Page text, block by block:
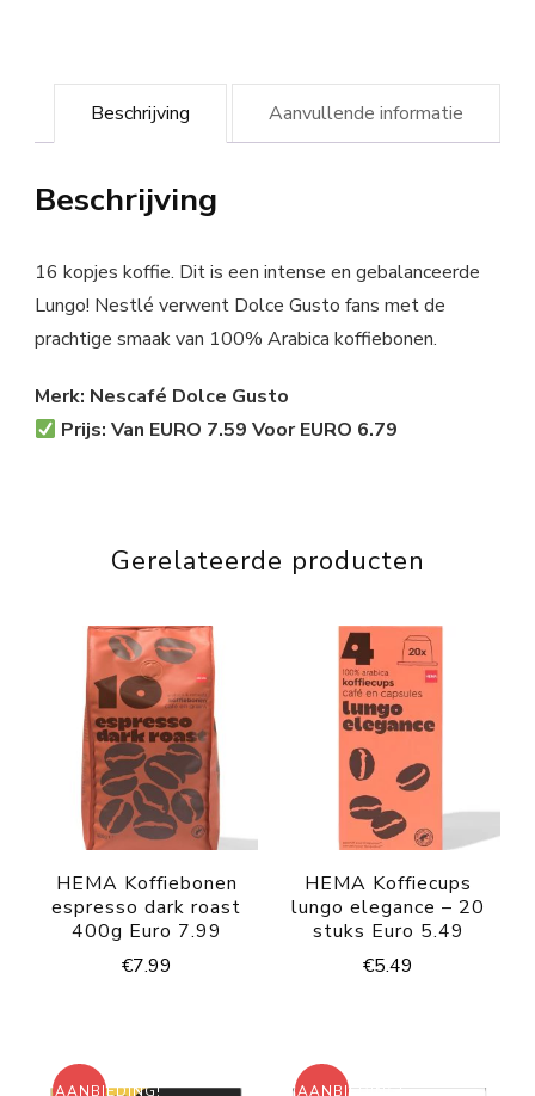
Beschrijving Aanvullende informatie
Beschrijving
16 kopjes koffie. Dit is een intense en gebalanceerde
Lungo! Nestlé verwent Dolce Gusto fans met de
prachtige smaak van 100% Arabica koffiebonen.
Merk: Nescafé Dolce Gusto
Prijs: Van EURO 7.59 Voor EURO 6.79
Gerelateerde producten
HEMA Koffiebonen
espresso dark roast
400g Euro 7.99
€7.99
HEMA Koffiecups
lungo elegance – 20
stuks Euro 5.49
€5.49
AANBIEDING! AANBIEDING!